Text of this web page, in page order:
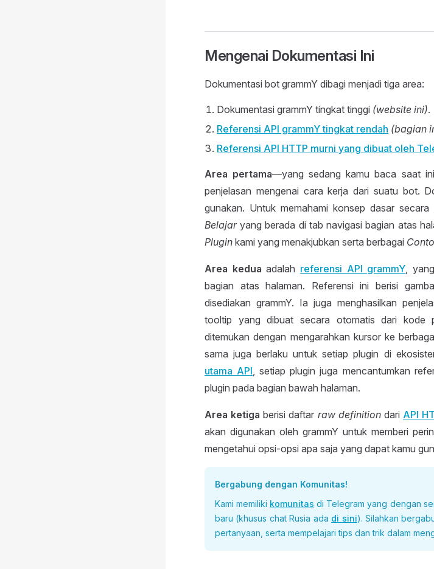
Mengenai Dokumentasi Ini
Dokumentasi bot grammY dibagi menjadi tiga area:
Dokumentasi grammY tingkat tinggi (website ini).
Referensi API grammY tingkat rendah (bagian
Referensi API HTTP murni yang dibuat oleh
Area pertama—yang sedang kamu baca saat
penjelasan mengenai cara kerja dari suatu bot.
gunakan. Untuk memahami konsep dasar
Belajaryang berada di tab navigasi bagian atas
Plugin kami yang menakjubkan serta berbagai
Area kedua adalah referensi API grammY ,
bagian atas halaman. Referensi ini berisi
disediakan grammY. Ia juga menghasilkan
tooltip yang dibuat secara otomatis dari kode
ditemukan dengan mengarahkan kursor ke
sama juga berlaku untuk setiap plugin di
utama API , setiap plugin juga mencantumkan
plugin pada bagian bawah halaman.
Area ketiga berisi daftar raw definitiondari API
akan digunakan oleh grammY untuk memberi
mengetahui opsi-opsi apa saja yang dapat kamu
Bergabung dengan Komunitas!
Kami memiliki komunitas di Telegram yang dengan
baru (khusus chat Rusia ada di sini). Silahkan
pertanyaan, serta mempelajari tips dan trik dalam